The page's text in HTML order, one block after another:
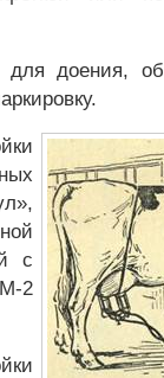
для доения,
с
2